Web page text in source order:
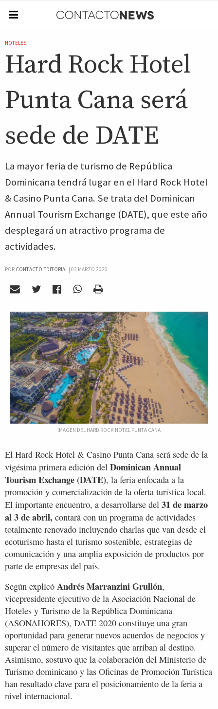
HOTELES
Hard Rock Hotel
Punta Cana será
sede de DATE
La mayor feria de turismo de República
Dominicana tendrá lugar en el Hard Rock Hotel
& Casino Punta Cana. Se trata del Dominican
Annual Tourism Exchange (DATE), que este año
desplegará un atractivo programa de
actividades.
POR CONTACTO EDITORIAL| 03 MARZO 2020
IMAGEN DEL HARD ROCK HOTEL PUNTA CANA
El Hard Rock Hotel & Casino Punta Cana será sede de la
vigésima primera edición del Dominican Annual
Tourism Exchange (DATE), la feria enfocada a la
promoción y comercialización de la oferta turística local.
El importante encuentro, a desarrollarse del 31 de marzo
al 3 de abril, contará con un programa de actividades
totalmente renovado incluyendo charlas que van desde el
ecoturismo hasta el turismo sostenible, estrategias de
comunicación y una amplia exposición de productos por
parte de empresas del país.
Según explicó Andrés Marranzini Grullón,
vicepresidente ejecutivo de la Asociación Nacional de
Hoteles y Turismo de la República Dominicana
(ASONAHORES), DATE 2020 constituye una gran
oportunidad para generar nuevos acuerdos de negocios y
superar el número de visitantes que arriban al destino.
Asimismo, sostuvo que la colaboración del Ministerio de
Turismo dominicano y las Oficinas de Promoción Turística
han resultado clave para el posicionamiento de la feria a
nivel internacional.